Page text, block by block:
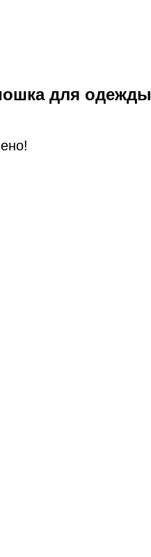
для одежды